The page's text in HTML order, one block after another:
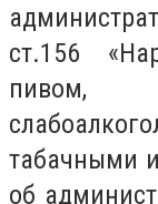
ст.156
табачными
об